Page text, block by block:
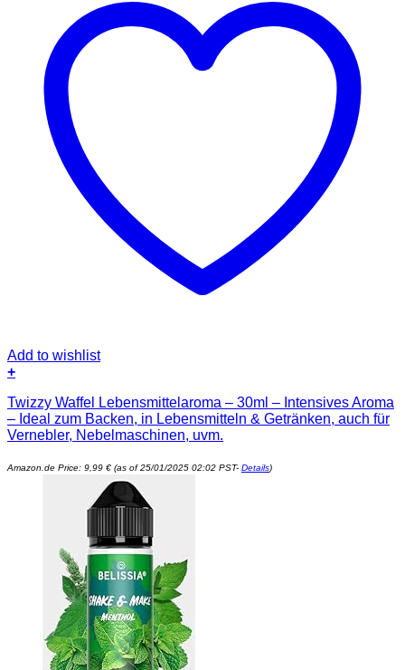
Add to wishlist
+
Twizzy Waffel Lebensmittelaroma – 30ml – Intensives Aroma
– Ideal zum Backen, in Lebensmitteln & Getränken, auch für
Vernebler, Nebelmaschinen, uvm.
Amazon.de Price: 9,99 € (as of 25/01/2025 02:02 PST- Details)